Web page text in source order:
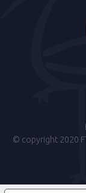
© copyright 2020